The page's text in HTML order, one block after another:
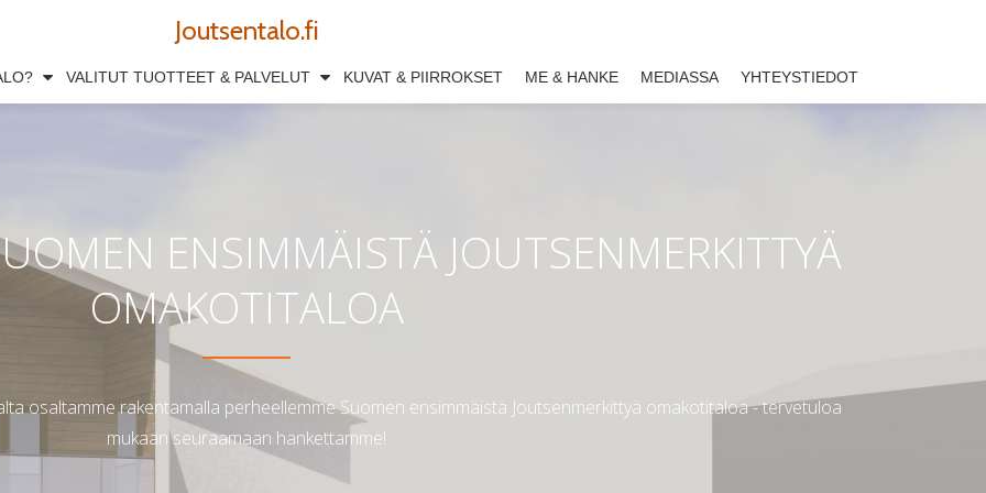
Joutsentalo.fi
VALITUT TUOTTEET & PALVELUT KUVAT & PIIRROKSET ME & HANKE MEDIASSA YHTEYSTIEDOT
ENSIMMÄISTÄ JOUTSENMERKITTYÄ
OMAKOTITALOA
osaltamme rakentamalla perheellemme Suomen ensimmäistä Joutsenmerkittyä omakotitaloa - tervetuloa
mukaan seuraamaan hankettamme!